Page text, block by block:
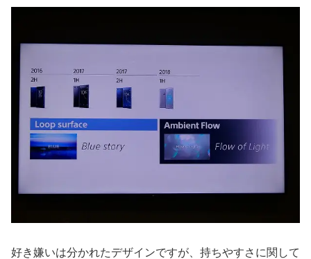
好き嫌いは分かれたデザインですが、持ちやすさに関して